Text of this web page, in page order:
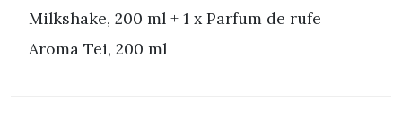
Milkshake, 200 ml + 1 x Parfum de rufe
Aroma Tei, 200 ml